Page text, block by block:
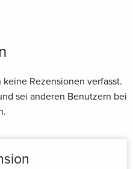
Rezensionen verfasst.
sei anderen Benutzern bei